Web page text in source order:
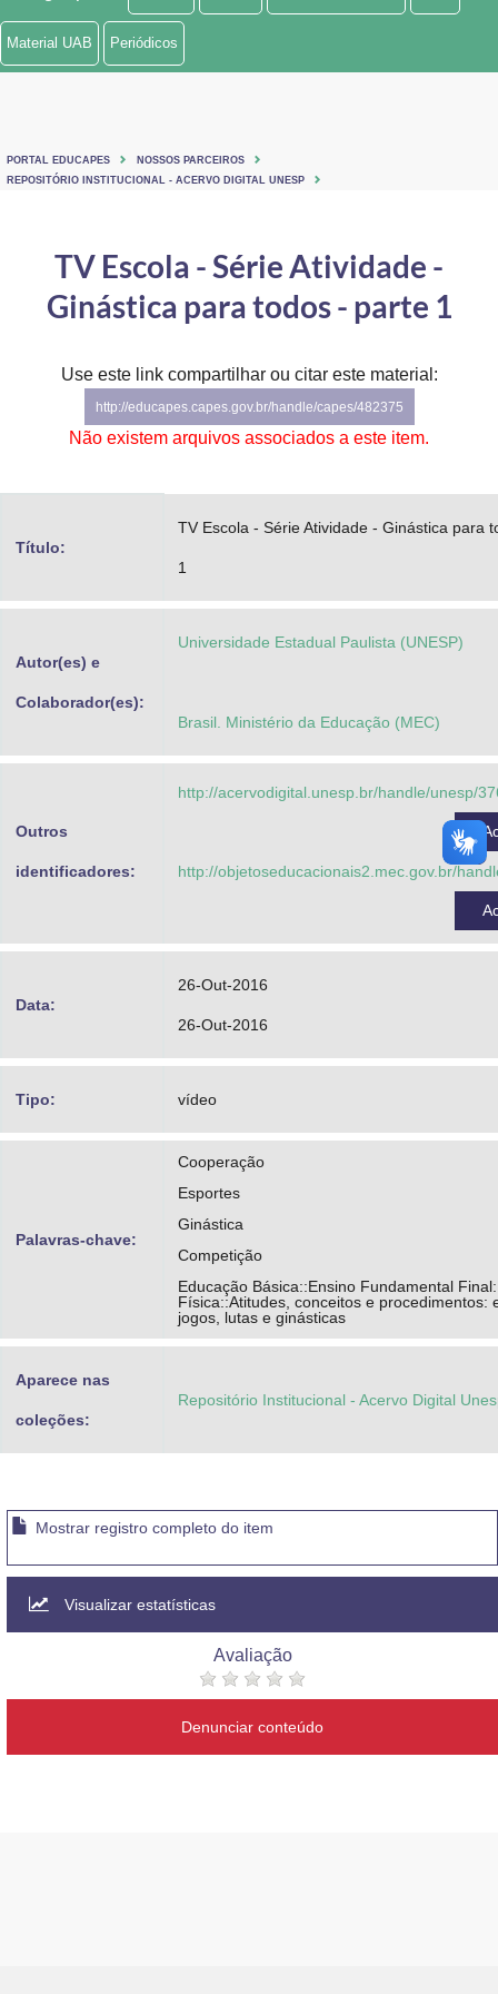
Ministério de Minas e Energia
Ministério do Turismo
Controladoria-Geral da União
Ministério da Mulher, da Família e dos Direitos Humanos
Secretaria-Geral
Material UAB Periódicos
PORTAL EDUCAPES
NOSSOS PARCEIROS
REPOSITÓRIO INSTITUCIONAL - ACERVO DIGITAL UNESP
TV Escola - Série Atividade -
Ginástica para todos - parte 1
Use este link compartilhar ou citar este material:
http://educapes.capes.gov.br/handle/capes/482375
Não existem arquivos associados a este item.
Título:
TV Escola - Série Atividade - Ginástica para
1
Autor(es) e
Colaborador(es):
Universidade Estadual Paulista (UNESP)
Brasil. Ministério da Educação (MEC)
Outros
identificadores:
http://acervodigital.unesp.br/handle/unesp/
http://objetoseducacionais2.mec.gov.br/
Data:
26-Out-2016
26-Out-2016
Tipo: vídeo
Palavras-chave:
Cooperação
Esportes
Ginástica
Competição
Educação Básica::Ensino Fundamental
Física::Atitudes, conceitos e procedimentos:
jogos, lutas e ginásticas
Aparece nas
coleções:
Repositório Institucional - Acervo Digital
Mostrar registro completo do item
Visualizar estatísticas
Avaliação
Denunciar conteúdo